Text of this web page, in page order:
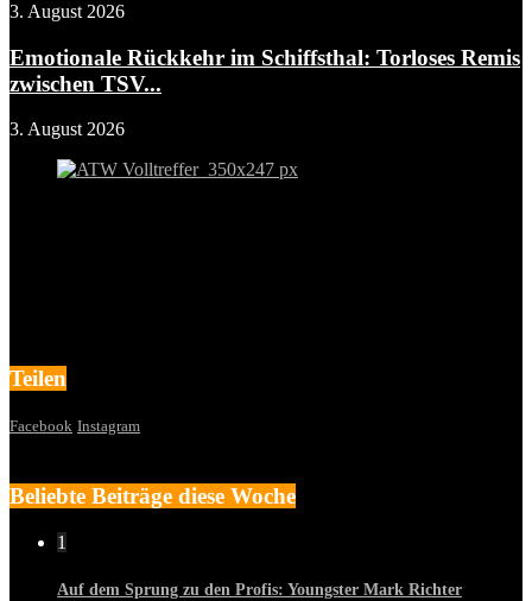
3. August 2026
Emotionale Rückkehr im Schiffsthal: Torloses Remis
zwischen TSV...
3. August 2026
Teilen
Facebook Instagram
Beliebte Beiträge diese Woche
1
Auf dem Sprung zu den Profis: Youngster Mark Richter